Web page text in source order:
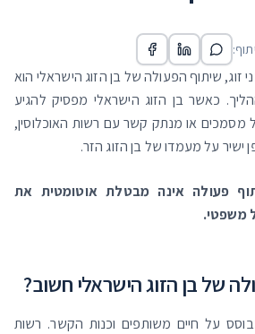
שיתוף הפעולה של בן הזוג הישראלי הוא
כאשר בן הזוג הישראלי מפסיק להגיע
או מנתק קשר עם רשות האוכלוסין,
ישיר על מעמדו של בן הזוג הזר.
פעולה אינה מבטלת אוטומטית את
משפטי.
של בן הזוג הישראלי חשוב?
על חיים משותפים וכנות הקשר. רשות